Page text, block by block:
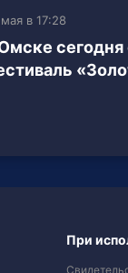
в 17:28
сегодня
При